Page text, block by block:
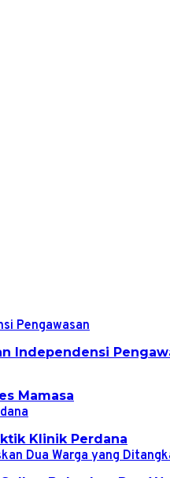
Independensi
Mamasa
Klinik Perdana